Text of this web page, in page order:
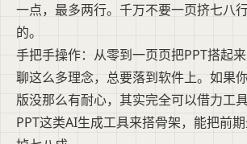
一点，最多两行。千万不要一页挤七八
的。
手把手操作：从零到一页页把PPT搭起来
聊这么多理念，总要落到软件上。如果
版没那么有耐心，其实完全可以借力工
PPT这类AI生成工具来搭骨架，能把前